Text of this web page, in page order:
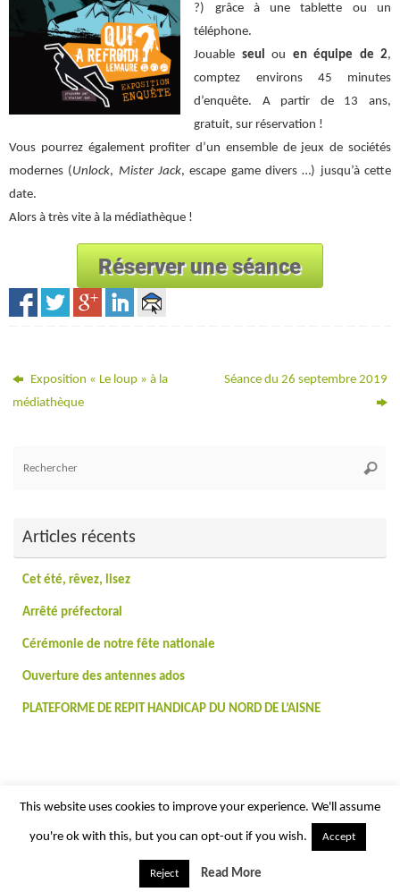
?) grâce à une tablette ou un
téléphone.
Jouable seulou en équipe de 2,
comptez environs 45 minutes
d’enquête. A partir de 13 ans,
gratuit, sur réservation !
Vous pourrez également profiter d’un ensemble de jeux de sociétés
modernes ( Unlock, Mister Jack, escape game divers …) jusqu’à cette
date.
Alors à très vite à la médiathèque !
Exposition « Le loup » à la
médiathèque
Séance du 26 septembre 2019
Articles récents
Cet été, rêvez, lisez
Arrêté préfectoral
Cérémonie de notre fête nationale
Ouverture des antennes ados
PLATEFORME DE REPIT HANDICAP DU NORD DE L’AISNE
This website uses cookies to improve your experience. We'll assume
you're ok with this, but you can opt-out if you wish. Accept
Reject Read More